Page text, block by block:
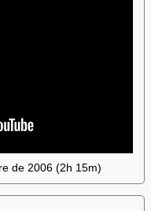
de 2006 (2h 15m)